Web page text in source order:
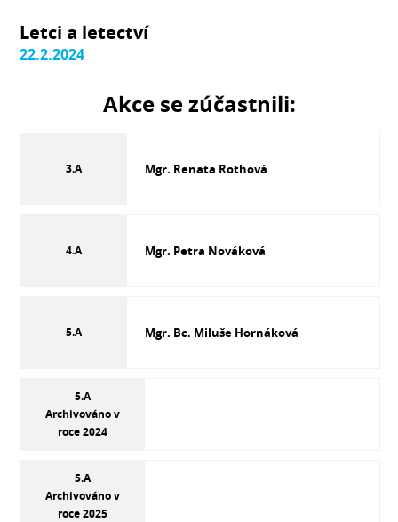
Letci a letectví
22.2.2024
Akce se zúčastnili:
3.A Mgr. Renata Rothová
4.A Mgr. Petra Nováková
5.A Mgr. Bc. Miluše Hornáková
5.A
Archivováno v
roce 2024
5.A
Archivováno v
roce 2025